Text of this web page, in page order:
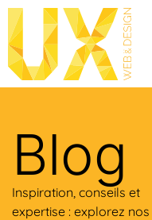
Blog
Inspiration, conseils et
expertise : explorez nos